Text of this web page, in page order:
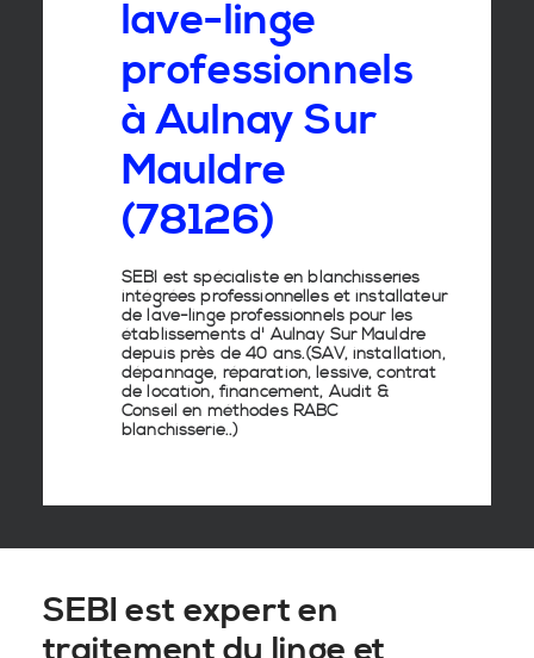
lave-linge
professionnels
à Aulnay Sur
Mauldre
(78126)
SEBI est spécialiste en blanchisseries
intégrées professionnellesetinstallateur
de lave-lingeprofessionnels pour les
établissements d' Aulnay Sur Mauldre
depuis près de 40 ans.(SAV, installation,
dépannage, réparation, lessive, contrat
de location, financement, Audit &
Conseil en méthodes RABC
blanchisserie..)
SEBI est expert en